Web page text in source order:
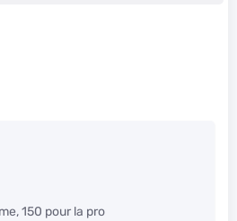
150 pour la pro